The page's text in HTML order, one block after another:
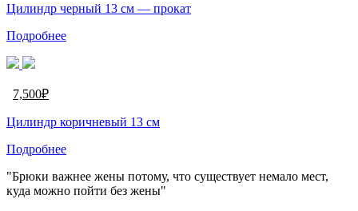
Цилиндр черный 13 см — прокат
Подробнее
7,500₽
Цилиндр коричневый 13 см
Подробнее
"Брюки важнее жены потому, что существует немало мест,
куда можно пойти без жены"